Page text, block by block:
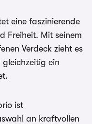
eine faszinierende
Freiheit. Mit seinem
Verdeck zieht es
gleichzeitig ein
ist
an kraftvollen